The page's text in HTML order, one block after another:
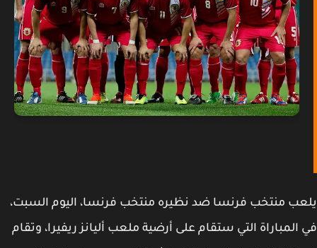
منتخب فرنسا ضد نظيره منتخب فرنسا، اليوم السبت،
التي ستقام على أرضية ملعب أليانز ريفيرا، وتقام